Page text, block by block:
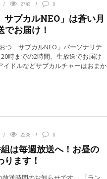
2743 0
ブカルNEO」は蒼い月
でお届け！
つ サブカルNEO」パーソナリテ
時までの2時間、生放送でお届け
ドルなどサブカルチャーはおまか
2268 0
は毎週放送へ！お昼の
ます！